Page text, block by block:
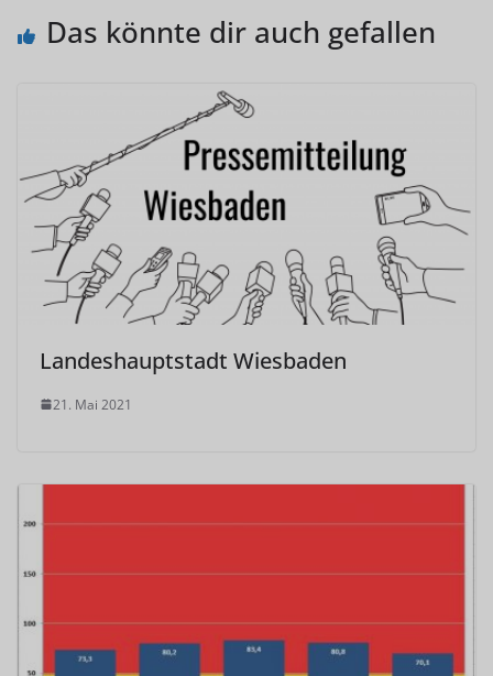
Das könnte dir auch gefallen
Landeshauptstadt Wiesbaden
21. Mai 2021